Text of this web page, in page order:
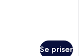
Se priser